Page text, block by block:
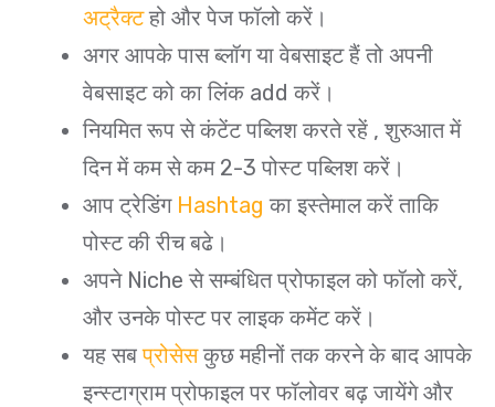
अट्रैक्टहो और पेज फॉलो करें।
अगर आपके पास ब्लॉग या वेबसाइट हैं तो अपनी
वेबसाइट को का लिंक add करें।
नियमित रूप से कंटेंट पब्लिश करते रहें , शुरुआत में
दिन में कम से कम 2-3 पोस्ट पब्लिश करें।
आप ट्रेडिंग Hashtag का इस्तेमाल करें ताकि
पोस्ट की रीच बढे।
अपने Niche से सम्बंधित प्रोफाइल को फॉलो करें,
और उनके पोस्ट पर लाइक कमेंट करें।
यह सबप्रोसेसकुछ महीनों तक करने के बाद आपके
इन्स्टाग्राम प्रोफाइल पर फॉलोवर बढ़ जायेंगे और